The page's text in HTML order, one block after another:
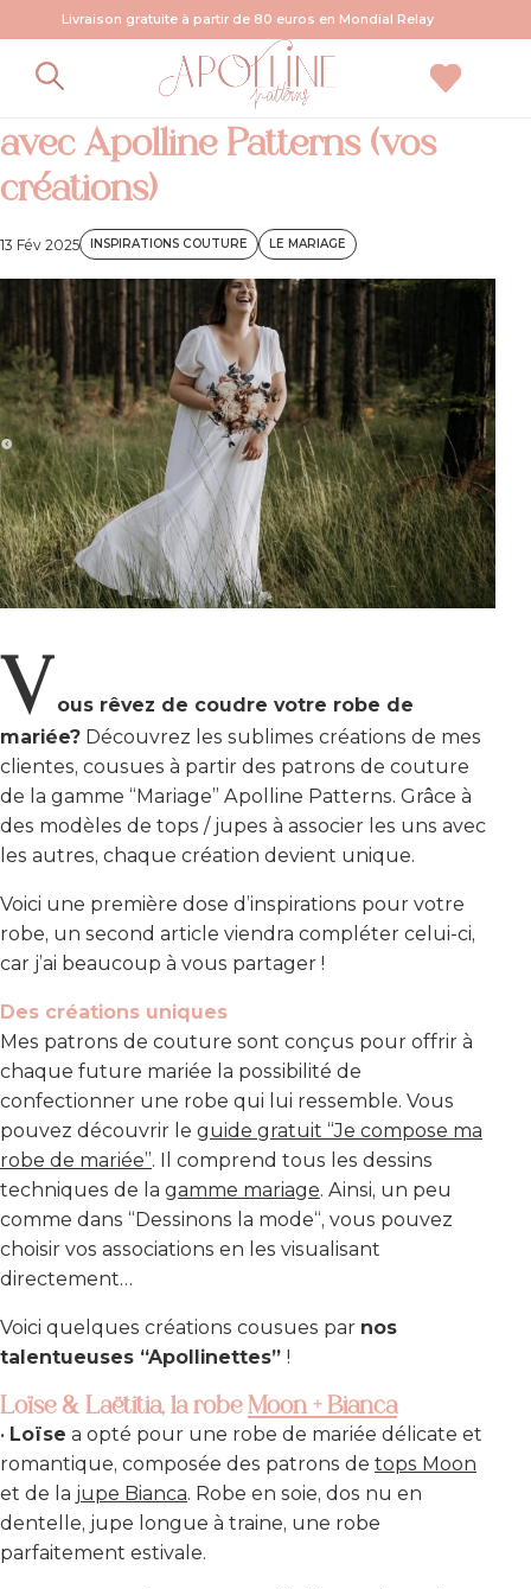
Livraison gratuite à partir de 80 euros en Mondial Relay
Coudre sa robe de mariée
avec Apolline Patterns (vos
créations)
13 Fév 2025 INSPIRATIONS COUTURE LE MARIAGE
V ous rêvez de coudre votre robe de
mariée? Découvrez les sublimes créations de mes
clientes, cousues à partir des patrons de couture
de la gamme “Mariage” Apolline Patterns. Grâce à
des modèles de tops / jupes à associer les uns avec
les autres, chaque création devient unique.
Voici une première dose d’inspirations pour votre
robe, un second article viendra compléter celui-ci,
car j’ai beaucoup à vous partager !
Des créations uniques
Mes patrons de couture sont conçus pour offrir à
chaque future mariée la possibilité de
confectionner une robe qui lui ressemble. Vous
pouvez découvrir le guide gratuit “Je compose ma
robe de mariée”. Il comprend tous les dessins
techniques de la gamme mariage. Ainsi, un peu
comme dans “ Dessinons la mode“, vous pouvez
choisir vos associations en les visualisant
directement…
Voici quelques créations cousues par nos
talentueuses “Apollinettes” !
Loïse & Laëtitia, la robeMoon + Bianca
• Loïse a opté pour une robe de mariée délicate et
romantique, composée des patrons de tops Moon
et de la jupe Bianca. Robe en soie, dos nu en
dentelle, jupe longue à traine, une robe
parfaitement estivale.